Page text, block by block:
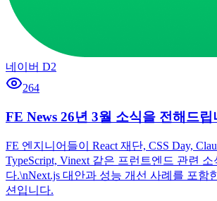
네이버 D2
264
FE News 26년 3월 소식을 전해드립
FE 엔지니어들이 React 재단, CSS Day,
TypeScript, Vinext 같은 프런트엔드 관련 소
다.\nNext.js 대안과 성능 개선 사례를 포함
션입니다.